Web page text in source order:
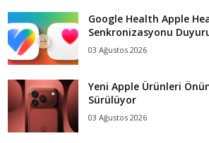
Google Health Apple
Senkronizasyonu
03 Ağustos 2026
Yeni Apple Ürünleri
Sürülüyor
03 Ağustos 2026